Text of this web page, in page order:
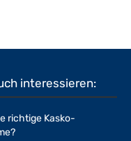
interessieren:
richtige Kasko-